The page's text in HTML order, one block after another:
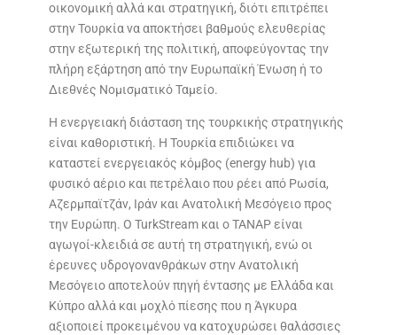
οικονομική αλλά και στρατηγική, διότι επιτρέπει
στην Τουρκία να αποκτήσει βαθμούς ελευθερίας
στην εξωτερική της πολιτική, αποφεύγοντας την
πλήρη εξάρτηση από την Ευρωπαϊκή Ένωση ή το
Διεθνές Νομισματικό Ταμείο.
Η ενεργειακή διάσταση της τουρκικής στρατηγικής
είναι καθοριστική. Η Τουρκία επιδιώκει να
καταστεί ενεργειακός κόμβος (energy hub) για
φυσικό αέριο και πετρέλαιο που ρέει από Ρωσία,
Αζερμπαϊτζάν, Ιράν και Ανατολική Μεσόγειο προς
την Ευρώπη. Ο TurkStream και ο TANAP είναι
αγωγοί-κλειδιά σε αυτή τη στρατηγική, ενώ οι
έρευνες υδρογονανθράκων στην Ανατολική
Μεσόγειο αποτελούν πηγή έντασης με Ελλάδα και
Κύπρο αλλά και μοχλό πίεσης που η Άγκυρα
αξιοποιεί προκειμένου να κατοχυρώσει θαλάσσιες